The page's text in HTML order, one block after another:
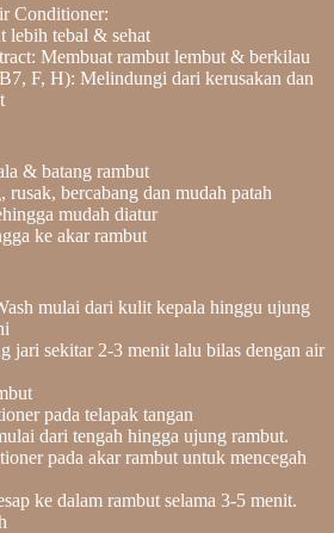
Conditioner:
lebih tebal & sehat
Membuat rambut lembut & berkilau
F, H): Melindungi dari kerusakan dan
& batang rambut
bercabang dan mudah patah
mudah diatur
ke akar rambut
mulai dari kulit kepala hinggu ujung
jari sekitar 2-3 menit lalu bilas dengan air
pada telapak tangan
dari tengah hingga ujung rambut.
pada akar rambut untuk mencegah
ke dalam rambut selama 3-5 menit.